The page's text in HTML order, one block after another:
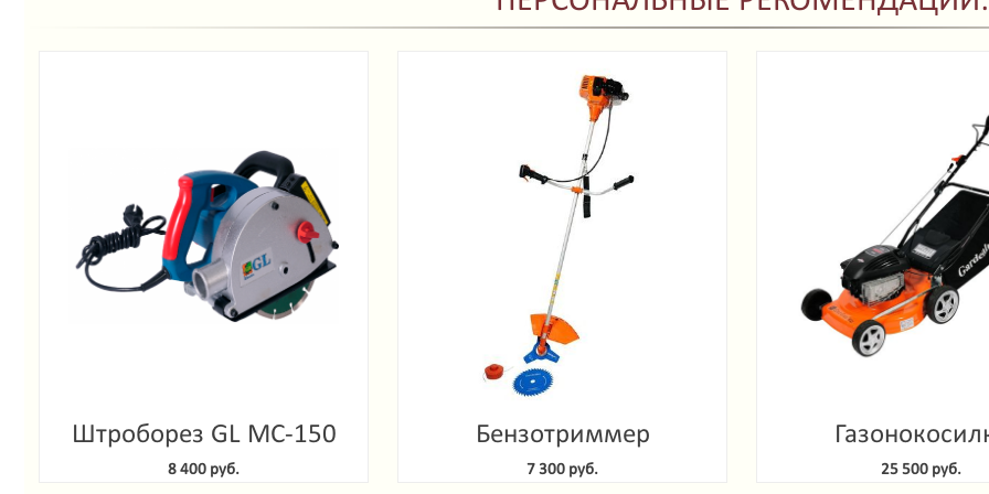
Штроборез GL MC-150
8 400 руб.
Бензотриммер
Gardenlux GTG 52-2
7 300 руб.
самоходная
25 500 руб.